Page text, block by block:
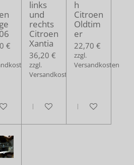
€
Warenkorb
links
und
rechts
Citroen
Xantia
36,20 €
zzgl.
Versandkosten
In den Warenkorb
h
Citroen
Oldtim
er
22,70 €
zzgl.
Versandkosten
In den